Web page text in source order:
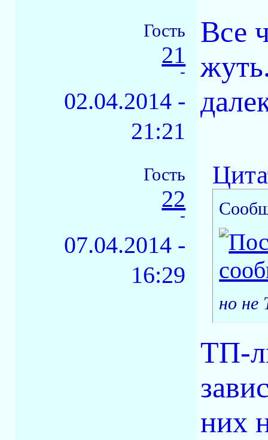
Гость
21
-
02.04.2014 -
21:21
Все
Гость
22
-
07.04.2014 -
16:29
но не
ТП-
них